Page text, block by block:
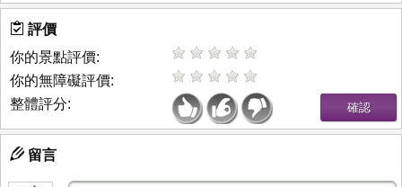
評價
你的景點評價:
你的無障礙評價:
整體評分:
留言